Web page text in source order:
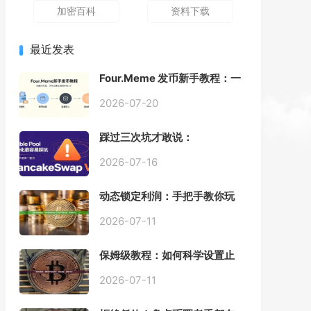
加密百科 资料下载
最近发表
Four.Meme 发币新手教程：一
动踩坑
2026-07-20
踩过三次坑才敢说：
Pool 最容易翻车的不是手续
2026-07-16
动态锁定利润：手把手教你玩
2026-07-11
保姆级教程：如何科学设置止
2026-07-11